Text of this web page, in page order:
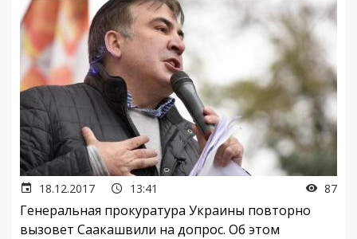
18.12.2017 13:41 87
Генеральная прокуратура Украины повторно
вызовет Саакашвили на допрос. Об этом